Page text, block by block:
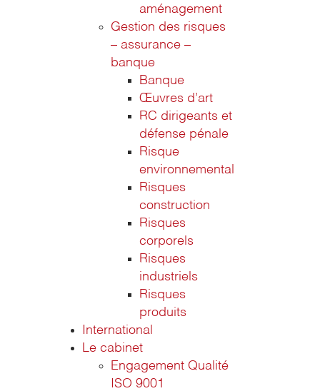
aménagement
Gestion des risques
– assurance –
banque
Banque
Œuvres d’art
RC dirigeants et
défense pénale
Risque
environnemental
Risques
construction
Risques
corporels
Risques
industriels
Risques
produits
International
Le cabinet
Engagement Qualité
ISO 9001